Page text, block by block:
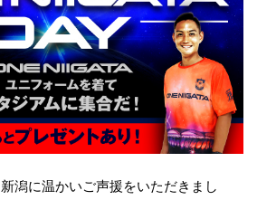
潟に温かいご声援をいただきまし